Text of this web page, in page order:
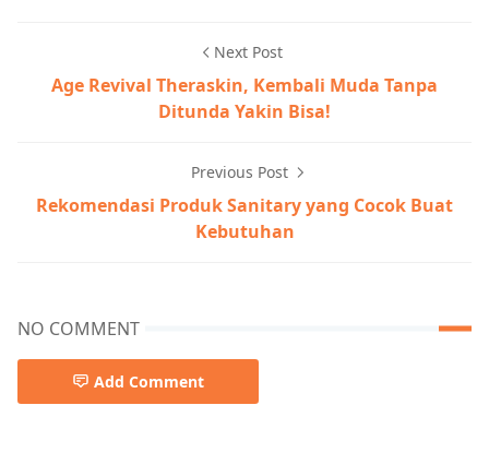
Next Post
Age Revival Theraskin, Kembali Muda Tanpa
Ditunda Yakin Bisa!
Previous Post
Rekomendasi Produk Sanitary yang Cocok Buat
Kebutuhan
NO COMMENT
Add Comment